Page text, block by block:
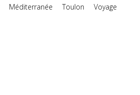
Méditerranée Toulon Voyage